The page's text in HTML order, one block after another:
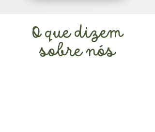
O que dizem
sobre nós